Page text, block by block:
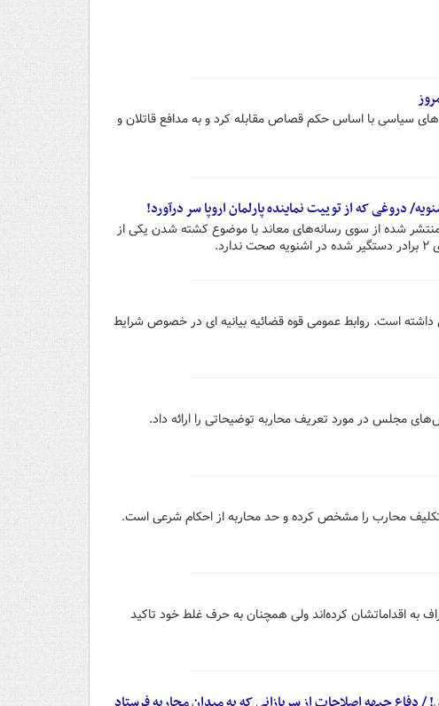
در سال ۶۰ و چه در سال ۱۴۰۱، به بهانه‌های سیاسی با اساس حکم قصاص مقابله کرد و به مدافع قاتلان و
شده از سوی رسانه‌های معاند با موضوع کشته شدن یکی از
داشته است. روابط عمومی قوه قضائیه بیانیه ای در خصوص شرایط
مجلس در مورد تعریف محاربه توضیحاتی را ارائه داد.
محارب را مشخص کرده و حد محاربه از احکام شرعی است.
به اقداماتشان کرده‌اند ولی همچنان به حرف غلط خود تاکید